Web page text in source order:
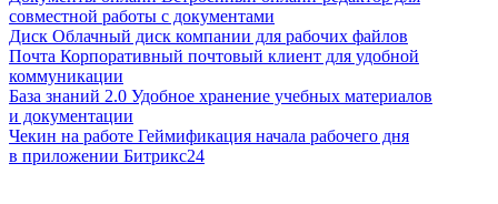
совместной работы с документами
Диск Облачный диск компании для рабочих файлов
Почта Корпоративный почтовый клиент для удобной
коммуникации
База знаний 2.0 Удобное хранение учебных материалов
и документации
Чекин на работе Геймификация начала рабочего дня
в приложении Битрикс24